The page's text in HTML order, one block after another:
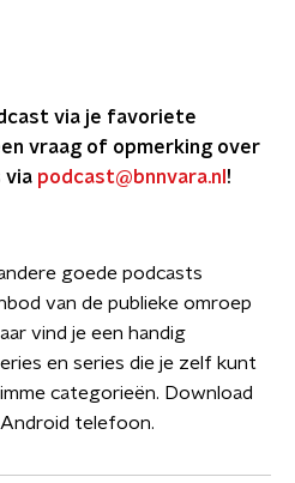
via je favoriete
vraag of opmerking over
via podcast@bnnvara.nl !
goede podcasts
van de publieke omroep
vind je een handig
en series die je zelf kunt
categorieën. Download
telefoon.